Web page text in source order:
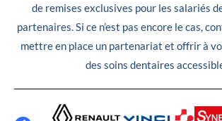
de remises exclusives pour les salariés
partenaires. Si ce n’est pas encore le cas,
mettre en place un partenariat et offrir à
des soins dentaires